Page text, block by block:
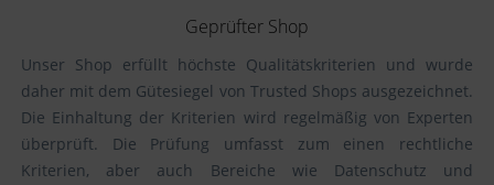
Geprüfter Shop
Unser Shop erfüllt höchste Qualitätskriterien und wurde
daher mit dem Gütesiegel von Trusted Shops ausgezeichnet.
Die Einhaltung der Kriterien wird regelmäßig von Experten
überprüft. Die Prüfung umfasst zum einen rechtliche
Kriterien, aber auch Bereiche wie Datenschutz und